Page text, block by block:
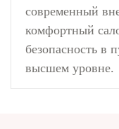
современный
комфортный
безопасность в
высшем уровне.